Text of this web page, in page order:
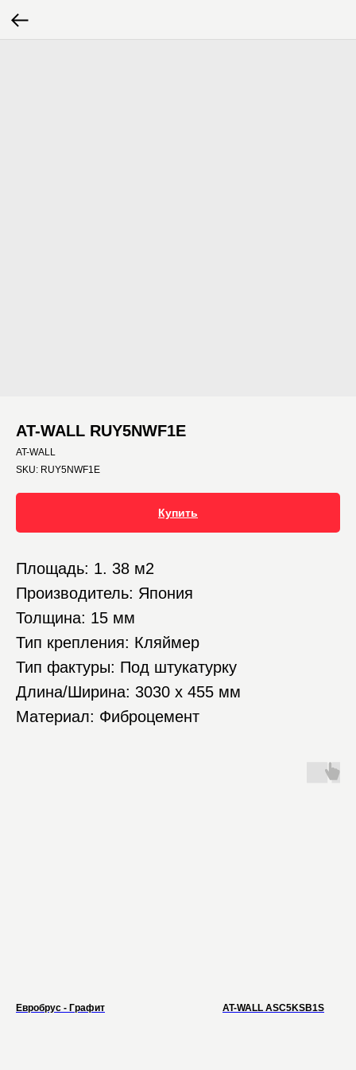
AT-WALL RUY5NWF1E
AT-WALL
SKU: RUY5NWF1E
Купить
Площадь: 1. 38 м2
Производитель: Япония
Толщина: 15 мм
Тип крепления: Кляймер
Тип фактуры: Под штукатурку
Длина/Ширина: 3030 х 455 мм
Материал: Фиброцемент
Евробрус - Графит AT-WALL ASC5KSB1S